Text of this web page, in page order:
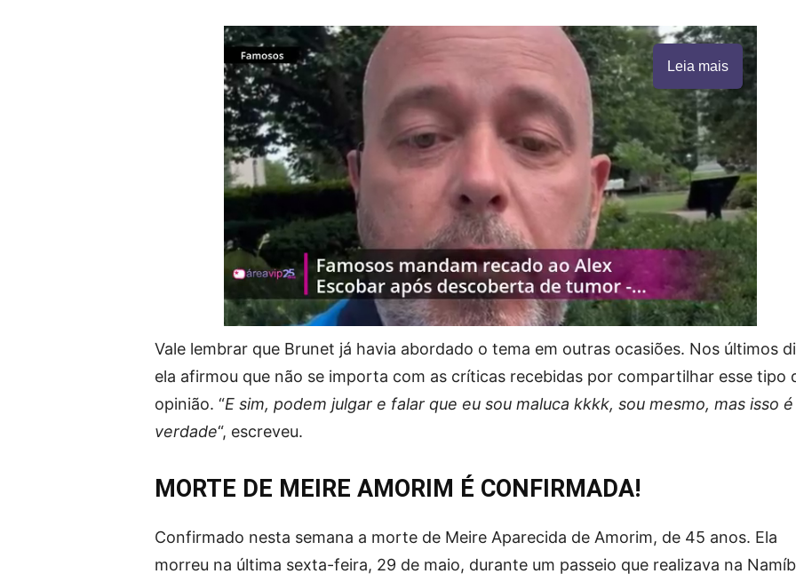
Leia mais
Vale lembrar que Brunet já havia abordado o tema em outras ocasiões. Nos últimos
ela afirmou que não se importa com as críticas recebidas por compartilhar esse tipo
opinião. “E sim, podem julgar e falar que eu sou maluca kkkk, sou mesmo, mas isso é
verdade“, escreveu.
MORTE DE MEIRE AMORIM É CONFIRMADA!
Confirmado nesta semana a morte de Meire Aparecida de Amorim, de 45 anos. Ela
morreu na última sexta-feira, 29 de maio, durante um passeio que realizava na